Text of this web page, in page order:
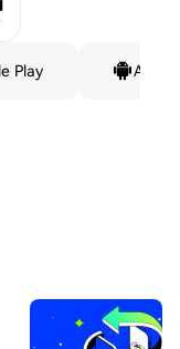
Play